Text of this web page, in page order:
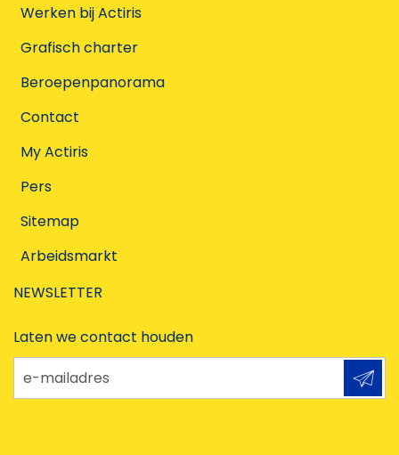
Werken bij Actiris
Grafisch charter
Beroepenpanorama
Contact
My Actiris
Pers
Sitemap
Arbeidsmarkt
NEWSLETTER
Laten we contact houden
e-mailadres